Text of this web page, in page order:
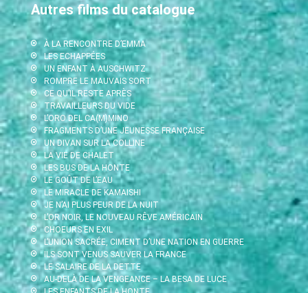
Autres films du catalogue
À LA RENCONTRE D’EMMA
LES ECHAPPÉES
UN ENFANT À AUSCHWITZ
ROMPRE LE MAUVAIS SORT
CE QU’IL RESTE APRÈS
TRAVAILLEURS DU VIDE
L’ORO DEL CA(M)MINO
FRAGMENTS D’UNE JEUNESSE FRANÇAISE
UN DIVAN SUR LA COLLINE
LA VIE DE CHALET
LES BUS DE LA HONTE
LE GOÛT DE L’EAU
LE MIRACLE DE KAMAISHI
JE N’AI PLUS PEUR DE LA NUIT
L’OR NOIR, LE NOUVEAU RÊVE AMÉRICAIN
CHOEURS EN EXIL
L’UNION SACRÉE, CIMENT D’UNE NATION EN GUERRE
ILS SONT VENUS SAUVER LA FRANCE
LE SALAIRE DE LA DETTE
AU-DELÀ DE LA VENGEANCE – LA BESA DE LUCE